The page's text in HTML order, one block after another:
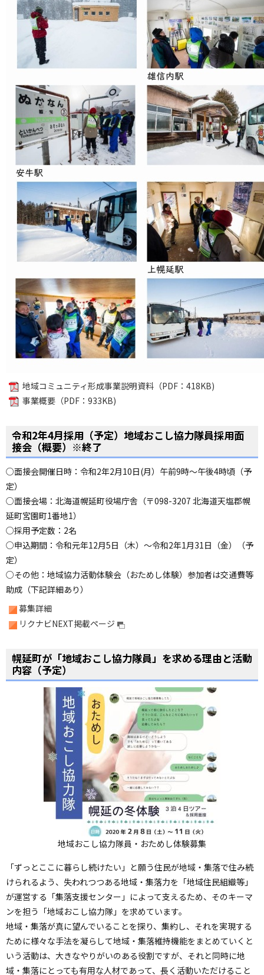
地域コミュニティ形成事業説明資料（PDF：418KB)
事業概要（PDF：933KB)
ッ
プ
へ
令和2年4月採用（予定）地域おこし協力隊員採用面
接会（概要）※終了
○面接会開催日時：令和2年2月10日(月）午前9時〜午後4時頃（予
定）
○面接会場：北海道幌延町役場庁舎（〒098-3207 北海道天塩郡幌
延町宮園町1番地1）
○採用予定数：2名
○申込期間：令和元年12月5日（木）〜令和2年1月31日（金）（予
定）
○その他：地域協力活動体験会（おためし体験）参加者は交通費等
助成（下記詳細あり）
募集詳細
リクナビNEXT掲載ページ
ジ幌延町が「地域おこし協力隊員」を求める理由と活動
内容（予定）
地域おこし協力隊員・おためし体験募集
「ずっとここに暮らし続けたい」と願う住民が地域・集落で住み続
けられるよう、失われつつある地域・集落力を「地域住民組織等」
が運営する「集落支援センター」によって支えるため、そのキーマ
ンを担う「地域おこし協力隊」を求めています。
地域・集落が真に望んでいることを探り、集約し、それを実現する
ために様々な手法を凝らして地域・集落維持機能をまとめていくと
いう活動は、大きなやりがいのある役割ですが、それと同時に地
域・集落にとっても有用な人材であって、長く活動いただけること